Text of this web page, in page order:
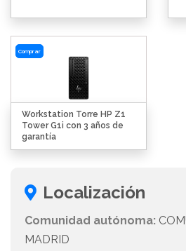
Comprar
Workstation Torre HP Z1
Tower G1i con 3 años de
garantía
Localización
Comunidad autónoma:
MADRID